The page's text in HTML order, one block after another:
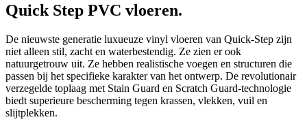
Quick Step PVC vloeren.
De nieuwste generatie luxueuze vinyl vloeren van Quick-Step zijn
niet alleen stil, zacht en waterbestendig. Ze zien er ook
natuurgetrouw uit. Ze hebben realistische voegen en structuren die
passen bij het specifieke karakter van het ontwerp. De revolutionair
verzegelde toplaag met Stain Guard en Scratch Guard-technologie
biedt superieure bescherming tegen krassen, vlekken, vuil en
slijtplekken.